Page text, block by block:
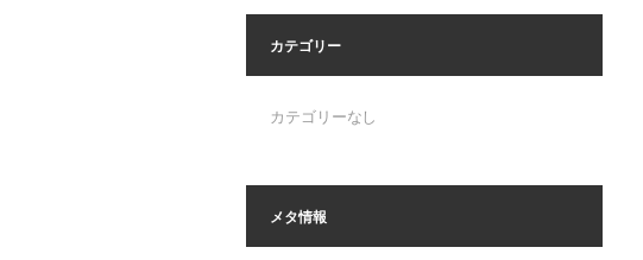
カテゴリー
カテゴリーなし
メタ情報